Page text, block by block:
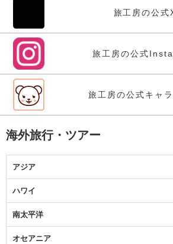
旅工房の公式
旅工房の公式
旅工房の公式キャ
海外旅行・ツアー
アジア
ハワイ
南太平洋
オセアニア